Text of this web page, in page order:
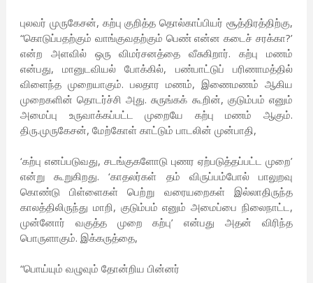
புலவர் முருகேசன், கற்பு குறித்த தொல்காப்பியர் சூத்திரத்திற்கு,
“கொடுப்பதற்கும் வாங்குவதற்கும் பெண் என்ன கடைச் சரக்கா?’
என்ற அளவில் ஒரு விமர்சனத்தை வீசுகிறார். கற்பு மணம்
என்பது, மானுடவியல் போக்கில், பண்பாட்டுப் பரிணாமத்தில்
விளைந்த முறையாகும். பலதார மணம், இணைமணம் ஆகிய
முறைகளின் தொடர்ச்சி அது. சுருங்கக் கூறின், குடும்பம் எனும்
அமைப்பு உருவாக்கப்பட்ட முறையே கற்பு மணம் ஆகும்.
திரு.முருகேசன், மேற்கோள் காட்டும் பாடலின் முன்பாதி,
‘கற்பு எனப்படுவது, சடங்குகளோடு புணர ஏற்படுத்தப்பட்ட முறை’
என்று கூறுகிறது. ‘காதலர்கள் தம் விருப்பம்போல் பாலுறவு
கொண்டு பிள்ளைகள் பெற்று வரையறைகள் இல்லாதிருந்த
காலத்திலிருந்து மாறி, குடும்பம் எனும் அமைப்பை நிலைநாட்ட,
முன்னோர் வகுத்த முறை கற்பு’ என்பது அதன் விரிந்த
பொருளாகும். இக்கருத்தை,
“பொய்யும் வழுவும் தோன்றிய பின்னர்